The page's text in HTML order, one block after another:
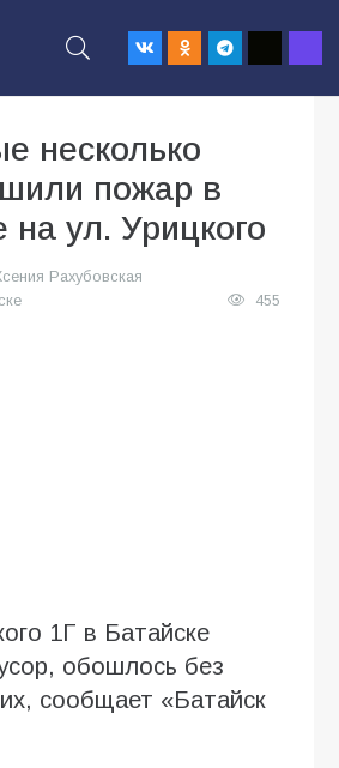
несколько
пожар в
на ул. Урицкого
Рахубовская
455
1Г в Батайске
обошлось без
сообщает «Батайск